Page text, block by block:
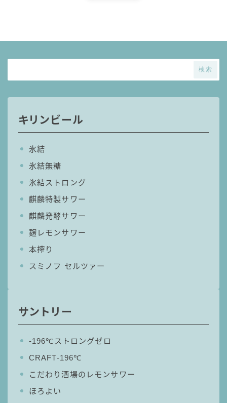
タカラCANチューハイ
宝焼酎のお茶割りシリーズ
極上レモンサワー
すみか
タンチュー
コカ・コーラ
その他メーカー
お得情報
Amazon
楽天
検索
キリンビール
氷結
氷結無糖
氷結ストロング
麒麟特製サワー
麒麟発酵サワー
麹レモンサワー
本搾り
スミノフ セルツァー
サントリー
‐196℃ストロングゼロ
CRAFT-196℃
こだわり酒場のレモンサワー
ほろよい